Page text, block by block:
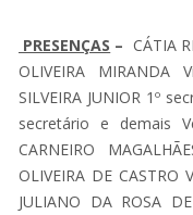
PRESENÇAS – CÁTIA
OLIVEIRA MIRANDA
SILVEIRA JUNIOR 1º
secretário e demais
CARNEIRO
OLIVEIRA DE CASTRO
JULIANO DA ROSA